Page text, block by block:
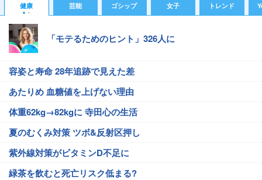
健康 芸能 ゴシップ 女子 トレンド
「モテるためのヒント」326人に
容姿と寿命 28年追跡で見えた差
あたりめ 血糖値を上げない理由
体重62kg→82kgに 寺田心の生活
夏のむくみ対策 ツボ&反射区押し
紫外線対策がビタミンD不足に
緑茶を飲むと死亡リスク低まる?